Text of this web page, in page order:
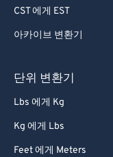
CST 에게 EST
아카이브 변환기
단위 변환기
Lbs 에게 Kg
Kg 에게 Lbs
Feet 에게 Meters